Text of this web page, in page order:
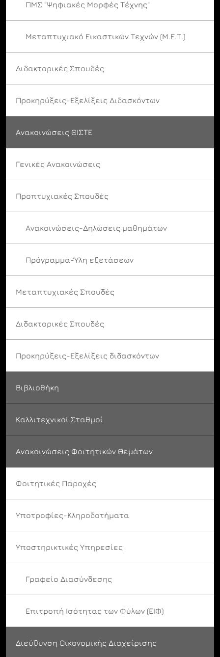
ΠΜΣ "Ψηφιακές Μορφές Τέχνης"
Μεταπτυχιακό Εικαστικών Τεχνών (Μ.Ε.Τ.)
Διδακτορικές Σπουδές
Προκηρύξεις-Εξελίξεις Διδασκόντων
Ανακοινώσεις ΘΙΣΤΕ
Γενικές Ανακοινώσεις
Προπτυχιακές Σπουδές
Ανακοινώσεις-Δηλώσεις μαθημάτων
Πρόγραμμα-Ύλη εξετάσεων
Μεταπτυχιακές Σπουδές
Διδακτορικές Σπουδές
Προκηρύξεις-Εξελίξεις διδασκόντων
Βιβλιοθήκη
Καλλιτεχνικοί Σταθμοί
Ανακοινώσεις Φοιτητικών Θεμάτων
Φοιτητικές Παροχές
Υποτροφίες-Κληροδοτήματα
Υποστηρικτικές Υπηρεσίες
Γραφείο Διασύνδεσης
Επιτροπή Ισότητας των Φύλων (ΕΙΦ)
Διεύθυνση Οικονομικής Διαχείρισης